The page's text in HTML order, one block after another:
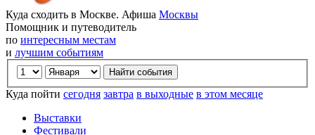
Куда сходить в Москве. Афиша Москвы
Помощник и путеводитель
по интересным местам
и лучшим событиям
Куда пойти сегодня завтра в выходные в этом месяце
Выставки
Фестивали